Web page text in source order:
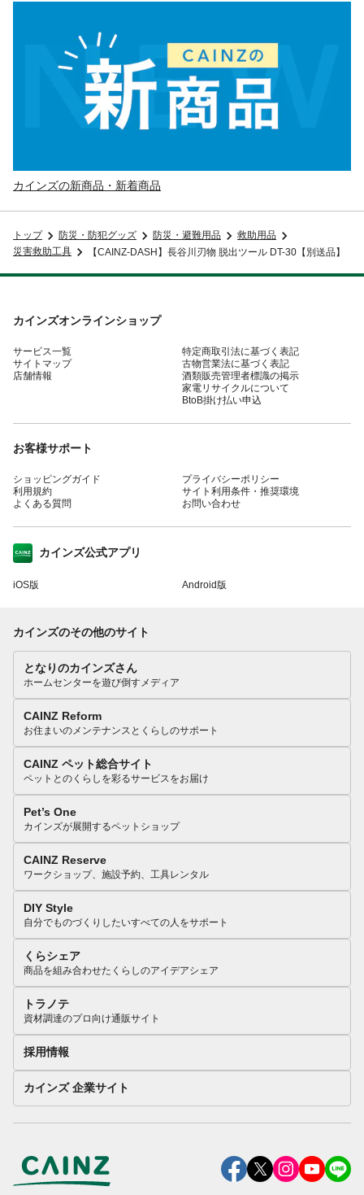
カインズの新商品・新着商品
トップ 防災・防犯グッズ 防災・避難用品
救助用品
災害救助工具
【CAINZ-DASH】長谷川刃物 脱出ツール DT-30【別送品】
カインズオンラインショップ
サービス一覧
サイトマップ
店舗情報
特定商取引法に基づく表記
古物営業法に基づく表記
酒類販売管理者標識の掲示
家電リサイクルについて
BtoB掛け払い申込
お客様サポート
ショッピングガイド
利用規約
よくある質問
プライバシーポリシー
サイト利用条件・推奨環境
お問い合わせ
カインズ公式アプリ
iOS版 Android版
カインズのその他のサイト
となりのカインズさん
ホームセンターを遊び倒すメディア
CAINZ Reform
お住まいのメンテナンスとくらしのサポート
CAINZ ペット総合サイト
ペットとのくらしを彩るサービスをお届け
Pet’s One
カインズが展開するペットショップ
CAINZ Reserve
ワークショップ、施設予約、工具レンタル
DIY Style
自分でものづくりしたいすべての人をサポート
くらシェア
商品を組み合わせたくらしのアイデアシェア
トラノテ
資材調達のプロ向け通販サイト
採用情報
カインズ 企業サイト